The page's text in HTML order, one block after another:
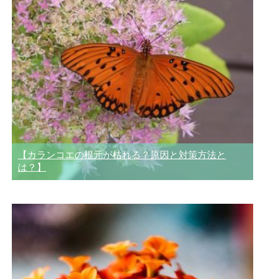
【カランコエの根元が枯れる？原因と対策方法と
は？】